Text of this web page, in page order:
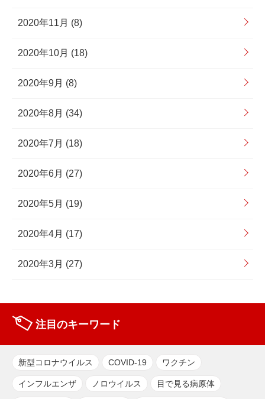
2020年11月 (8)
2020年10月 (18)
2020年9月 (8)
2020年8月 (34)
2020年7月 (18)
2020年6月 (27)
2020年5月 (19)
2020年4月 (17)
2020年3月 (27)
注目のキーワード
新型コロナウイルス COVID-19 ワクチン
インフルエンザ ノロウイルス 目で見る病原体